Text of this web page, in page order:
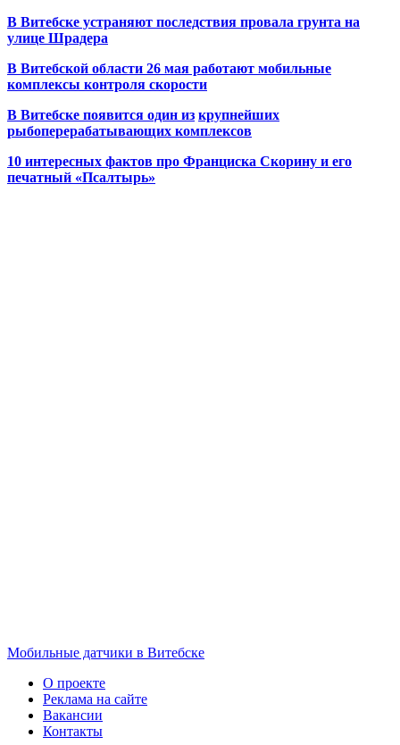
В Витебске устраняют последствия провала грунта на
улице Шрадера
В Витебской области 26 мая работают мобильные
комплексы контроля скорости
В Витебске появится один из крупнейших
рыбоперерабатывающих комплексов
10 интересных фактов про Франциска Скорину и его
печатный «Псалтырь»
Мобильные датчики в Витебске
О проекте
Реклама на сайте
Вакансии
Контакты